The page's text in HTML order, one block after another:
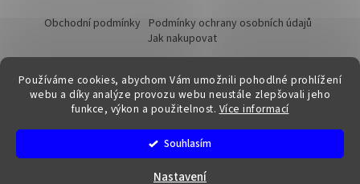
Používáme cookies, abychom Vám umožnili pohodlné prohlížení
webu a díky analýze provozu webu neustále zlepšovali jeho
funkce, výkon a použitelnost. Více informací
Souhlasím
Nastavení
Obchodní podmínky Podmínky ochrany osobních údajů
Jak nakupovat
Vytvořil Shoptet